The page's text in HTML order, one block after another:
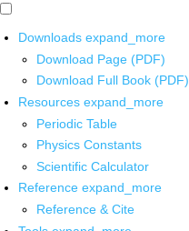
Downloads expand_more
Download Page (PDF)
Download Full Book (PDF)
Resources expand_more
Periodic Table
Physics Constants
Scientific Calculator
Reference expand_more
Reference & Cite